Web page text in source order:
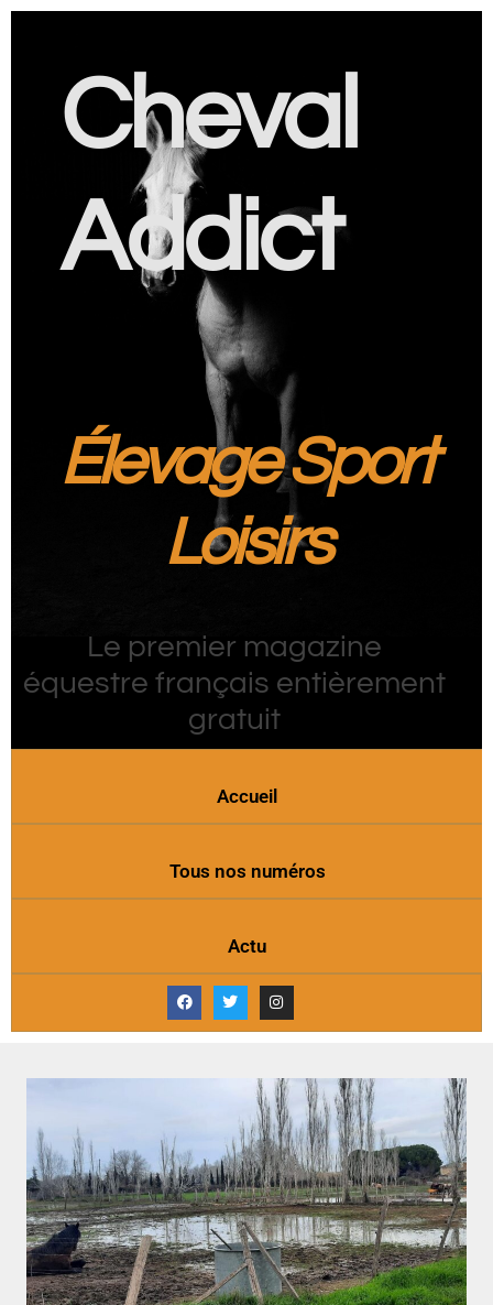
Cheval
Addict
Élevage Sport
Loisirs
Le premier magazine
équestre français entièrement
gratuit
Accueil
Tous nos numéros
Actu